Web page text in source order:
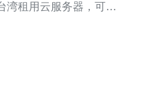
湾租用云服务器，可以